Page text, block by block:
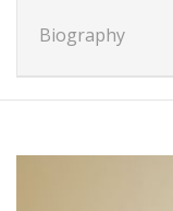
Biography